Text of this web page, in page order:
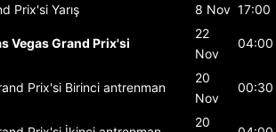
Prix'si Yarış 8 Nov 17:00
Vegas Grand Prix'si
22
Nov
04:00
Prix'si Birinci antrenman
20
Nov
00:30
20